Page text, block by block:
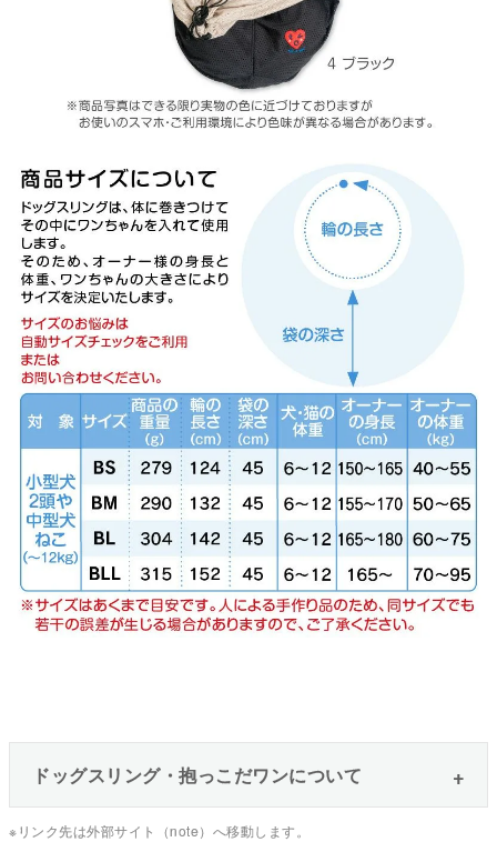
ドッグスリング・抱っこだワンについて
※リンク先は外部サイト（note）へ移動します。